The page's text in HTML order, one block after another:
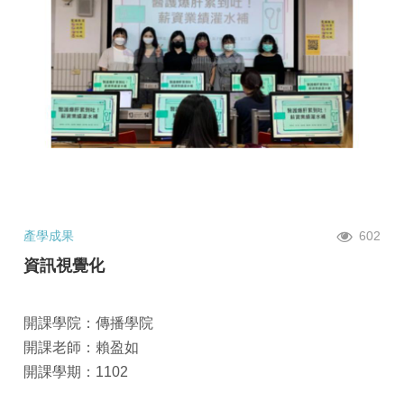
產學成果 602
資訊視覺化
開課學院：傳播學院
開課老師：賴盈如
開課學期：1102